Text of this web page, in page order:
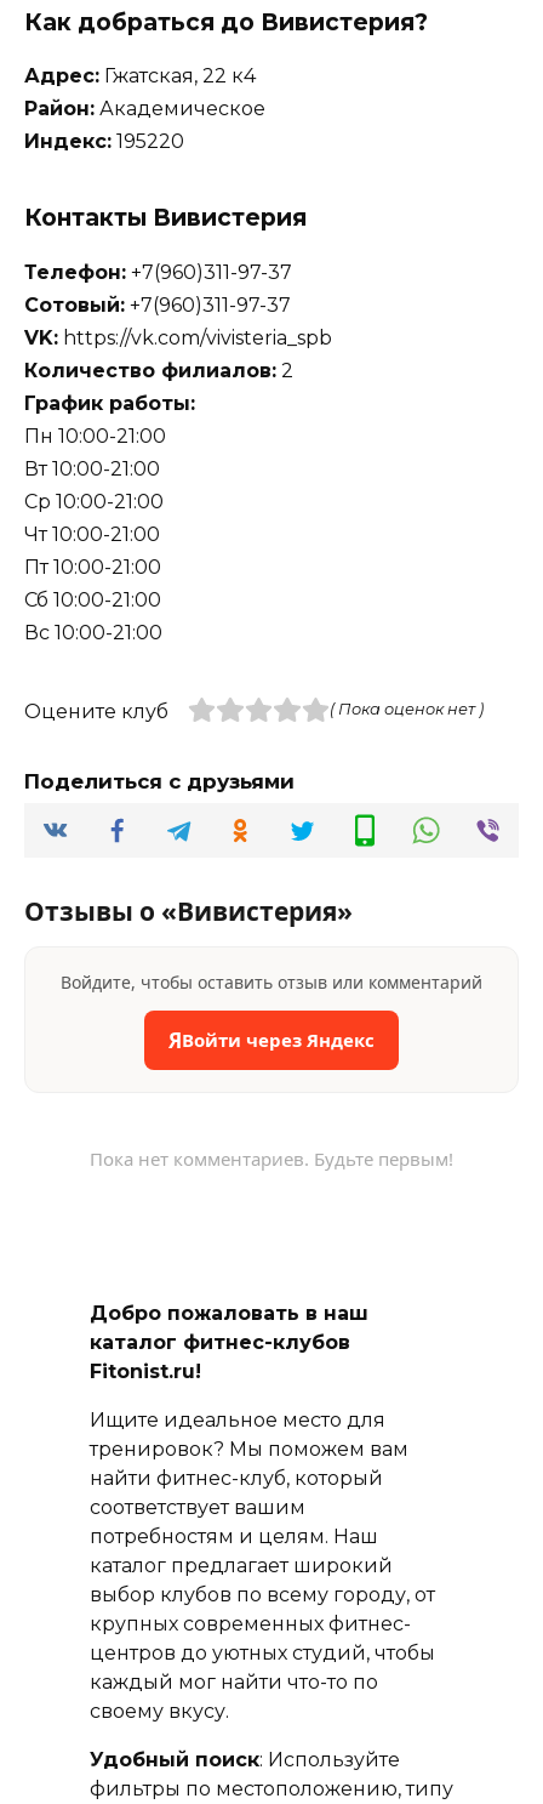
Как добраться до Вивистерия?
Адрес: Гжатская, 22 к4
Район: Академическое
Индекс: 195220
Контакты Вивистерия
Телефон: +7(960)311-97-37
Сотовый: +7(960)311-97-37
VK: https://vk.com/vivisteria_spb
Количество филиалов: 2
График работы:
Пн 10:00-21:00
Вт 10:00-21:00
Ср 10:00-21:00
Чт 10:00-21:00
Пт 10:00-21:00
Сб 10:00-21:00
Вс 10:00-21:00
Оцените клуб ( Пока оценок нет )
Поделиться с друзьями
Отзывы о «Вивистерия»
Войдите, чтобы оставить отзыв или комментарий
ЯВойти через Яндекс
Пока нет комментариев. Будьте первым!
Добро пожаловать в наш
каталог фитнес-клубов
Fitonist.ru!
Ищите идеальное место для
тренировок? Мы поможем вам
найти фитнес-клуб, который
соответствует вашим
потребностям и целям. Наш
каталог предлагает широкий
выбор клубов по всему городу, от
крупных современных фитнес-
центров до уютных студий, чтобы
каждый мог найти что-то по
своему вкусу.
Удобный поиск: Используйте
фильтры по местоположению, типу